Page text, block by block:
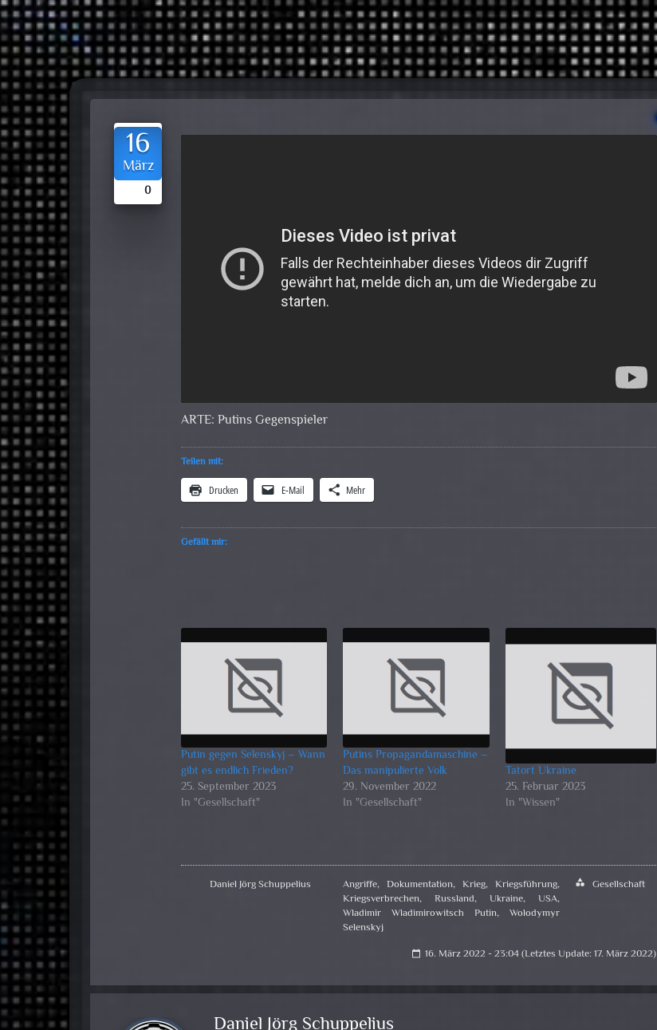
16
März
0
ARTE: Putins Gegenspieler
Teilen mit:
Drucken E-Mail Mehr
Gefällt mir:
Putin gegen Selenskyj – Wann
gibt es endlich Frieden?
25. September 2023
In "Gesellschaft"
Putins Propagandamaschine –
Das manipulierte Volk
29. November 2022
In "Gesellschaft"
Tatort Ukraine
25. Februar 2023
In "Wissen"
Daniel Jörg Schuppelius Angriffe, Dokumentation,Krieg,Kriegsführung,
Kriegsverbrechen, Russland,Ukraine,USA,
Wladimir Wladimirowitsch Putin,Wolodymyr
Selenskyj
category Gesellschaft
calendar_today 16. März 2022 - 23:04 (Letztes Update: 17. März 2022)